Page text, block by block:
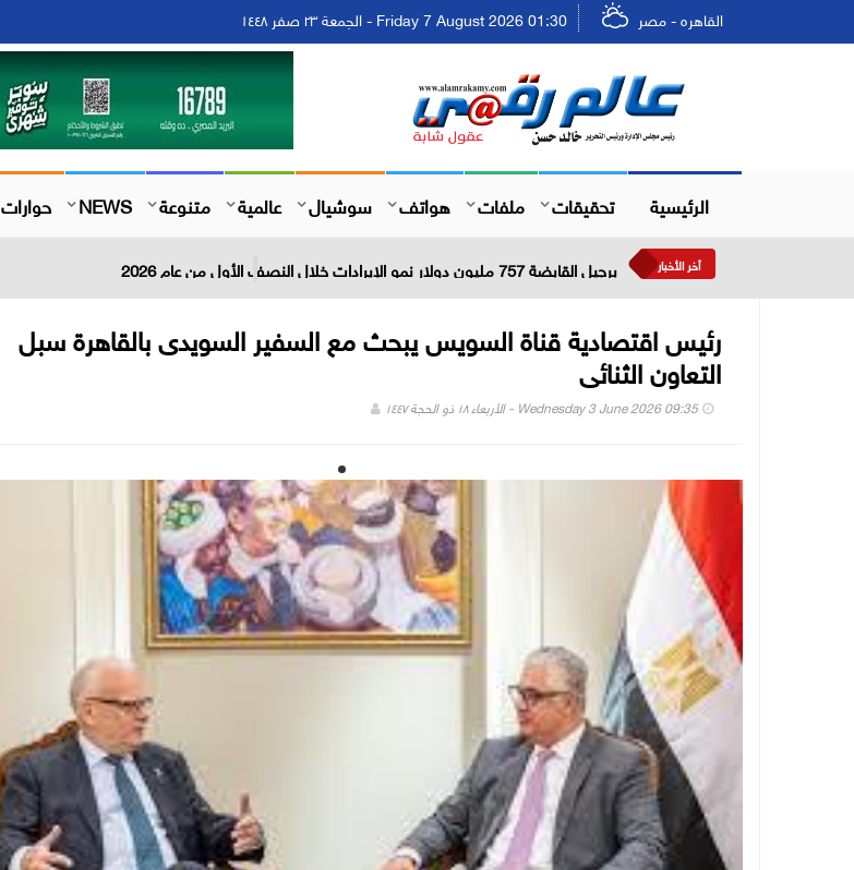
القاهره - مصر Friday 7 August 2026 01:30 - الجمعة ٢٣ صفر ١٤٤٨
الرئيسية تحقيقات ملفات هواتف سوشيال عالمية متنوعة NEWS حوارات
أخر الأخبار برجيل القابضة 757 مليون دولار نمو الإيرادات خلال النصف الأول من عام 2026
رئيس اقتصادية قناة السويس يبحث مع السفير السويدى بالقاهرة سبل
التعاون الثنائى
Wednesday 3 June 2026 09:35 - الأربعاء ١٨ ذو الحجة ١٤٤٧